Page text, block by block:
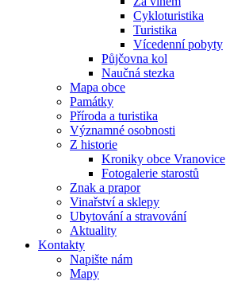
Cykloturistika
Turistika
Vícedenní pobyty
Půjčovna kol
Naučná stezka
Mapa obce
Památky
Příroda a turistika
Významné osobnosti
Z historie
Kroniky obce Vranovice
Fotogalerie starostů
Znak a prapor
Vinařství a sklepy
Ubytování a stravování
Aktuality
Kontakty
Napište nám
Mapy